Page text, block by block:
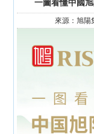
一圖看懂中國
來源： 旭陽